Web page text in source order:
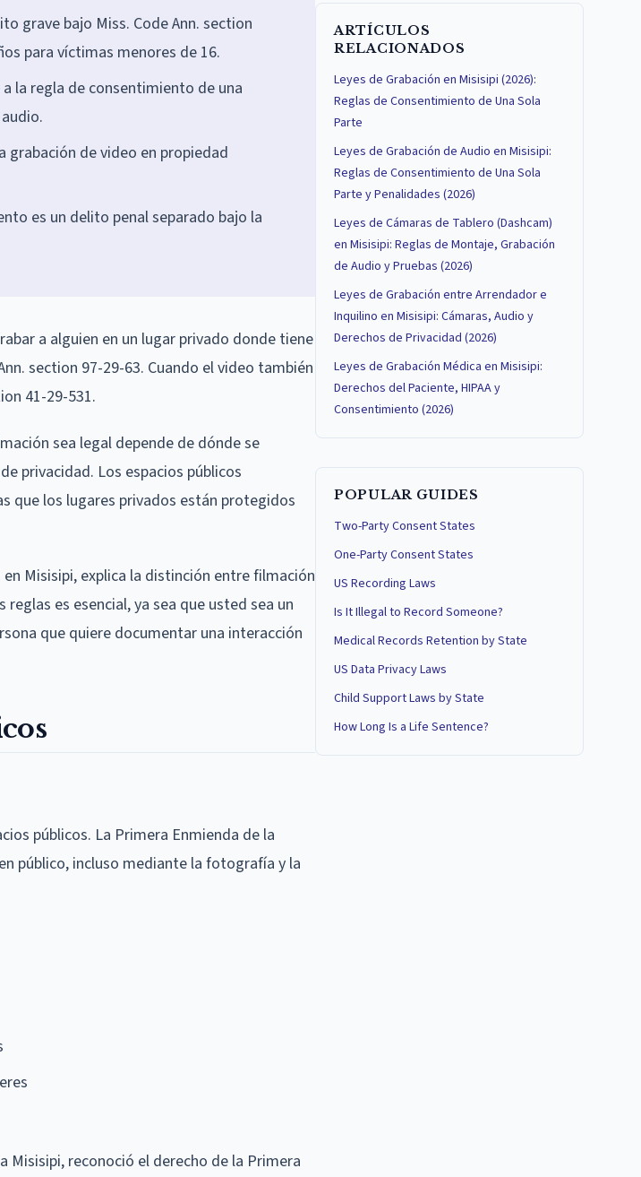
grave bajo Miss. Code Ann. section
para víctimas menores de 16.
la regla de consentimiento de una
grabación de video en propiedad
es un delito penal separado bajo la
a alguien en un lugar privado donde tiene
section 97-29-63. Cuando el video también
41-29-531.
sea legal depende de dónde se
privacidad. Los espacios públicos
que los lugares privados están protegidos
Misisipi, explica la distinción entre filmación
es esencial, ya sea que usted sea un
que quiere documentar una interacción
públicos. La Primera Enmienda de la
público, incluso mediante la fotografía y la
Misisipi, reconoció el derecho de la Primera
ARTÍCULOS
RELACIONADOS
Leyes de Grabación en Misisipi (2026):
Reglas de Consentimiento de Una Sola
Parte
Leyes de Grabación de Audio en Misisipi:
Reglas de Consentimiento de Una Sola
Parte y Penalidades (2026)
Leyes de Cámaras de Tablero (Dashcam)
en Misisipi: Reglas de Montaje, Grabación
de Audio y Pruebas (2026)
Leyes de Grabación entre Arrendador e
Inquilino en Misisipi: Cámaras, Audio y
Derechos de Privacidad (2026)
Leyes de Grabación Médica en Misisipi:
Derechos del Paciente, HIPAA y
Consentimiento (2026)
POPULAR GUIDES
Two-Party Consent States
One-Party Consent States
US Recording Laws
Is It Illegal to Record Someone?
Medical Records Retention by State
US Data Privacy Laws
Child Support Laws by State
How Long Is a Life Sentence?